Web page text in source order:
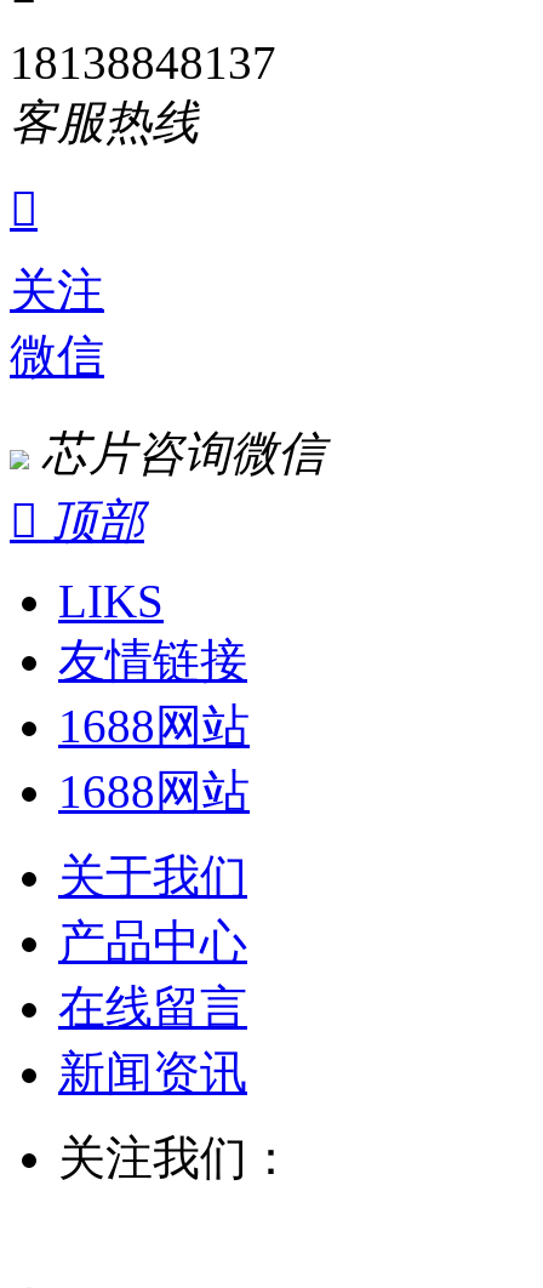
18138848137
客服热线

关注
微信
芯片咨询微信
 顶部
LIKS
友情链接
1688网站
1688网站
关于我们
产品中心
在线留言
新闻资讯
关注我们：